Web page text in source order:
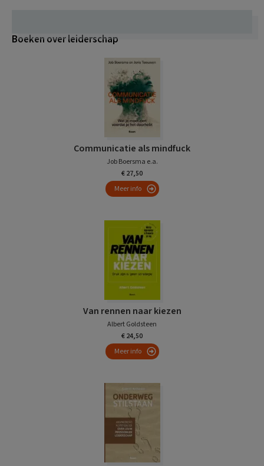
Boeken over leiderschap
Communicatie als mindfuck
Job Boersma e.a.
€ 27,50
Meer info
Van rennen naar kiezen
Albert Goldsteen
€ 24,50
Meer info